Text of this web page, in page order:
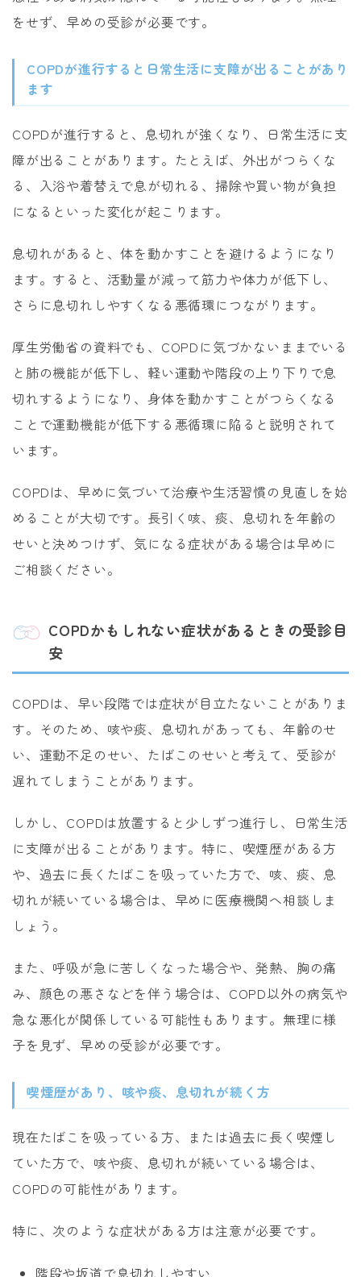
をせず、早めの受診が必要です。
COPDが進行すると日常生活に支障が出ることがあり
ます
COPDが進行すると、息切れが強くなり、日常生活に支
障が出ることがあります。たとえば、外出がつらくな
る、入浴や着替えで息が切れる、掃除や買い物が負担
になるといった変化が起こります。
息切れがあると、体を動かすことを避けるようになり
ます。すると、活動量が減って筋力や体力が低下し、
さらに息切れしやすくなる悪循環につながります。
厚生労働省の資料でも、COPDに気づかないままでいる
と肺の機能が低下し、軽い運動や階段の上り下りで息
切れするようになり、身体を動かすことがつらくなる
ことで運動機能が低下する悪循環に陥ると説明されて
います。
COPDは、早めに気づいて治療や生活習慣の見直しを始
めることが大切です。長引く咳、痰、息切れを年齢の
せいと決めつけず、気になる症状がある場合は早めに
ご相談ください。
COPDかもしれない症状があるときの受診目
安
COPDは、早い段階では症状が目立たないことがありま
す。そのため、咳や痰、息切れがあっても、年齢のせ
い、運動不足のせい、たばこのせいと考えて、受診が
遅れてしまうことがあります。
しかし、COPDは放置すると少しずつ進行し、日常生活
に支障が出ることがあります。特に、喫煙歴がある方
や、過去に長くたばこを吸っていた方で、咳、痰、息
切れが続いている場合は、早めに医療機関へ相談しま
しょう。
また、呼吸が急に苦しくなった場合や、発熱、胸の痛
み、顔色の悪さなどを伴う場合は、COPD以外の病気や
急な悪化が関係している可能性もあります。無理に様
子を見ず、早めの受診が必要です。
喫煙歴があり、咳や痰、息切れが続く方
現在たばこを吸っている方、または過去に長く喫煙し
ていた方で、咳や痰、息切れが続いている場合は、
COPDの可能性があります。
特に、次のような症状がある方は注意が必要です。
階段や坂道で息切れしやすい